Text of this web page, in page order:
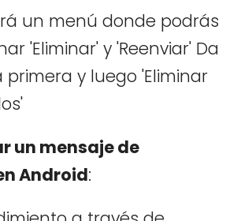
un menú donde podrás
'Eliminar' y 'Reenviar' Da
primera y luego 'Eliminar
un mensaje de
Android: